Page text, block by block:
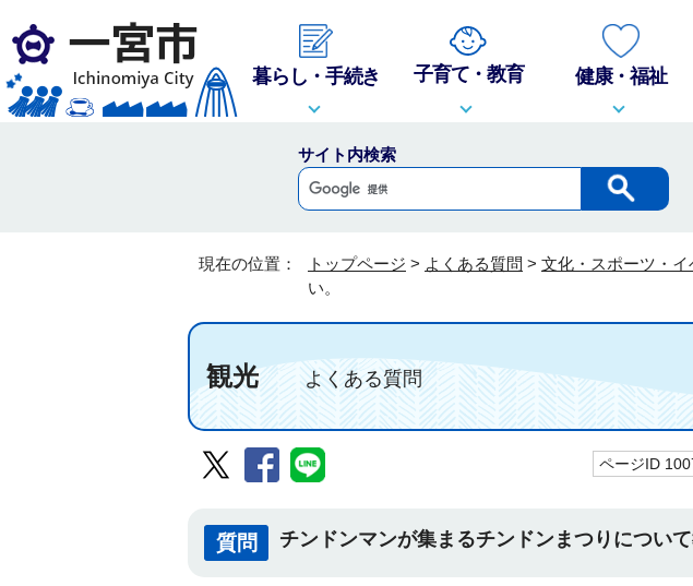
暮らし・手続き 子育て・教育 健康・福祉
サイト内検索
現在の位置： トップページ > よくある質問 > 文化・スポーツ・イ
い。
観光よくある質問
ページID
質問 チンドンマンが集まるチンドンまつりについて